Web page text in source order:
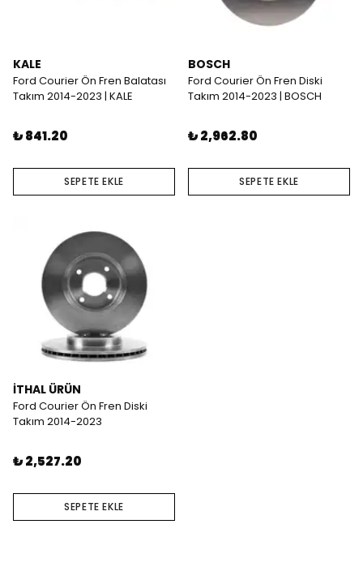
KALE
Ford Courier Ön Fren Balatası
Takım 2014-2023 | KALE
₺ 841.20
SEPETE EKLE
BOSCH
Ford Courier Ön Fren Diski
Takım 2014-2023 | BOSCH
₺ 2,962.80
SEPETE EKLE
İTHAL ÜRÜN
Ford Courier Ön Fren Diski
Takım 2014-2023
₺ 2,527.20
SEPETE EKLE